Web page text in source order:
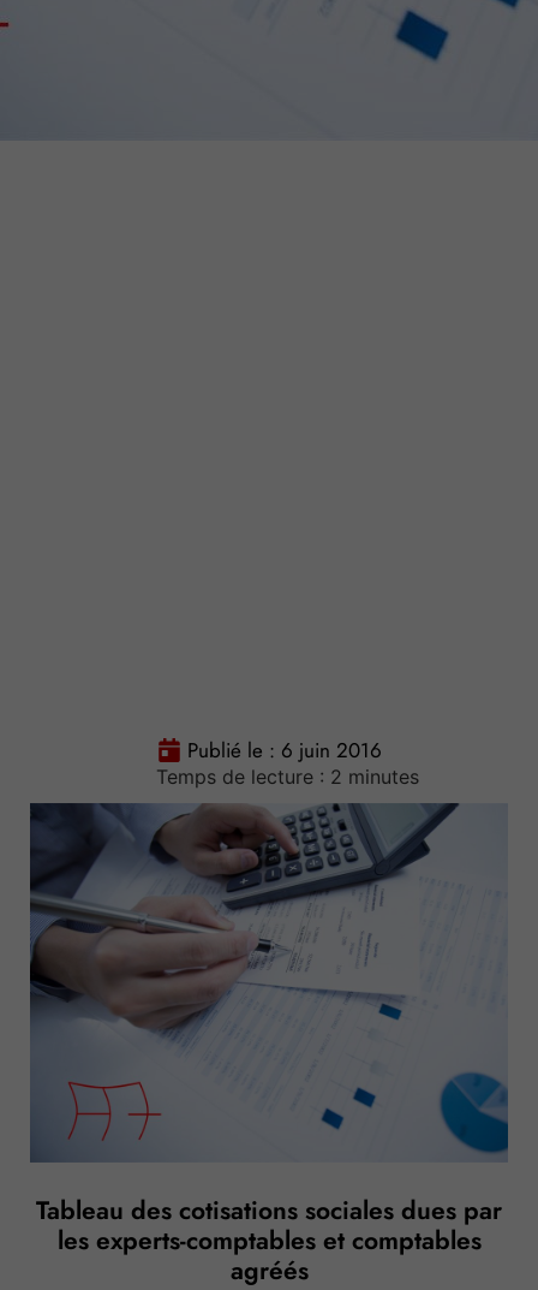
Publié le : 6 juin 2016
Temps de lecture : 2 minutes
Tableau des cotisations sociales dues par
les experts-comptables et comptables
agréés